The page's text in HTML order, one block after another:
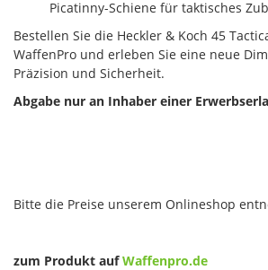
Picatinny-Schiene für taktisches
Bestellen Sie die Heckler & Koch 45
WaffenPro und erleben Sie eine neue
Präzision und Sicherheit.
Abgabe nur an Inhaber einer
Bitte die Preise unserem Onlineshop
zum Produkt aufWaffenpro.de